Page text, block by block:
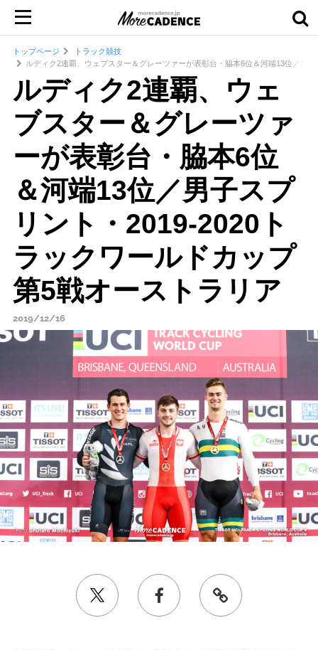
トップページ
トラック競技
ルディク2連覇、ウェブスター＆グレーツァーが表彰台・脇本6位＆河端13位／男
ルディク2連覇、ウェ
ブスター＆グレーツァ
ーが表彰台・脇本6位
＆河端13位／男子スプ
リント・2019-2020ト
ラックワールドカップ
第5戦オーストラリア
2019/12/16